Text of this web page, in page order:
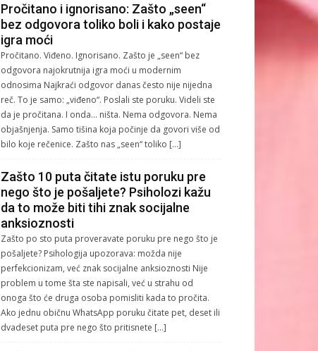
Pročitano i ignorisano: Zašto „seen“
bez odgovora toliko boli i kako postaje
igra moći
Pročitano. Viđeno. Ignorisano. Zašto je „seen“ bez
odgovora najokrutnija igra moći u modernim
odnosima Najkraći odgovor danas često nije nijedna
reč. To je samo: „viđeno“. Poslali ste poruku. Videli ste
da je pročitana. I onda… ništa. Nema odgovora. Nema
objašnjenja. Samo tišina koja počinje da govori više od
bilo koje rečenice. Zašto nas „seen“ toliko […]
Zašto 10 puta čitate istu poruku pre
nego što je pošaljete? Psiholozi kažu
da to može biti tihi znak socijalne
anksioznosti
Zašto po sto puta proveravate poruku pre nego što je
pošaljete? Psihologija upozorava: možda nije
perfekcionizam, već znak socijalne anksioznosti Nije
problem u tome šta ste napisali, već u strahu od
onoga što će druga osoba pomisliti kada to pročita.
Ako jednu običnu WhatsApp poruku čitate pet, deset ili
dvadeset puta pre nego što pritisnete […]